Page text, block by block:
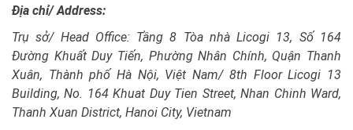
Địa chỉ/ Address:
Trụ sở/ Head Office: Tầng 8 Tòa nhà Licogi 13, Số 164
Đường Khuất Duy Tiến, Phường Nhân Chính, Quận Thanh
Xuân, Thành phố Hà Nội, Việt Nam/ 8th Floor Licogi 13
Building, No. 164 Khuat Duy Tien Street, Nhan Chinh Ward,
Thanh Xuan District, Hanoi City, Vietnam